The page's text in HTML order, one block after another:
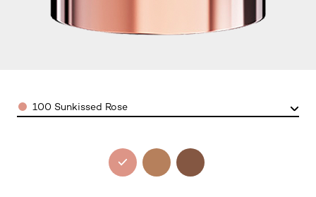
Color100 Sunkissed Rose